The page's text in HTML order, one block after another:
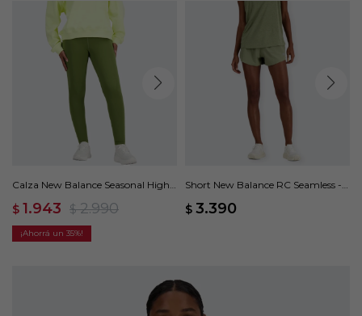
Calza New Balance Seasonal High
$ 1.943 $ 2.990
35
Short New Balance RC Seamless -
$ 3.390